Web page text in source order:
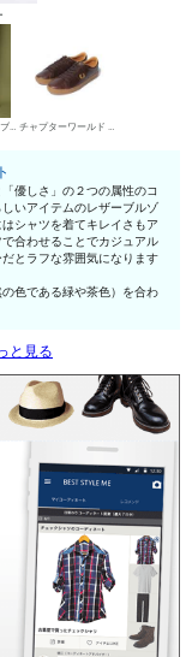
ザ・ダファー・オブ・セントジョージ チノパン・綿パン チャプターワールド ローカットスニーカー
優しさ」の２つの属性のコ
いアイテムのレザーブルゾ
シャツを着てキレイさもア
合わせることでカジュアル
とラフな雰囲気になります
色である緑や茶色）を合わ
と見る